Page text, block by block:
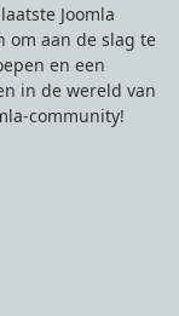
Joomla
om aan de slag te
en een
in de wereld van
community!